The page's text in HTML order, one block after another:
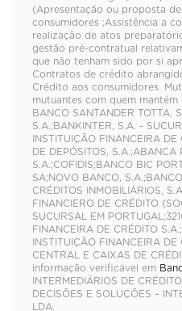
(Apresentação ou proposta
consumidores ;Assistência a
realização de atos
gestão pré-contratual
que não tenham sido por si
Contratos de crédito
Crédito aos consumidores.
mutuantes com quem
BANCO SANTANDER TOTTA,
S.A.;BANKINTER, S.A. -
INSTITUIÇÃO FINANCEIRA DE
DE DEPÓSITOS, S.A.;ABANCA
S.A.;COFIDIS;BANCO BIC
SA;NOVO BANCO,
CRÉDITOS INMOBILIÁRIOS,
FINANCIERO DE CRÉDITO
SUCURSAL EM
FINANCEIRA DE CRÉDITO
INSTITUIÇÃO FINANCEIRA
CENTRAL E CAIXAS DE
informação verificável em
INTERMEDIÁRIOS DE
DECISÕES E SOLUÇÕES –
LDA.